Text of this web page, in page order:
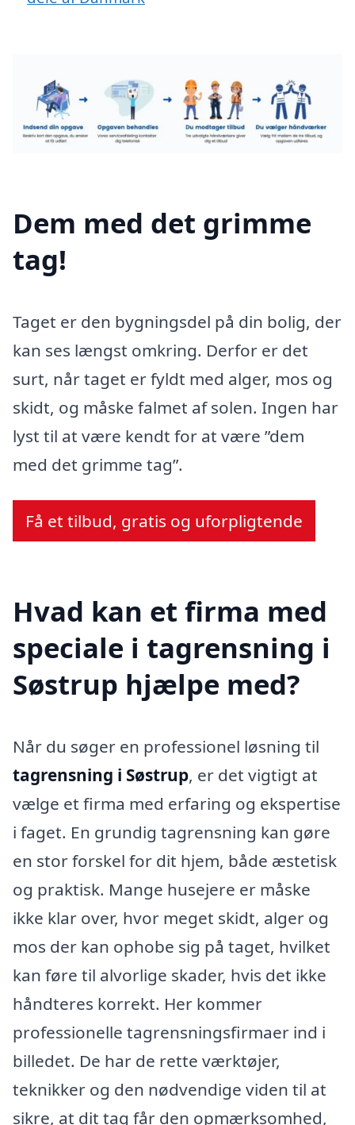
Dem med det grimme
tag!
Taget er den bygningsdel på din bolig, der
kan ses længst omkring. Derfor er det
surt, når taget er fyldt med alger, mos og
skidt, og måske falmet af solen. Ingen har
lyst til at være kendt for at være ”dem
med det grimme tag”.
Få et tilbud, gratis og uforpligtende
Hvad kan et firma med
speciale i tagrensning i
Søstrup hjælpe med?
Når du søger en professionel løsning til
tagrensning i Søstrup, er det vigtigt at
vælge et firma med erfaring og ekspertise
i faget. En grundig tagrensning kan gøre
en stor forskel for dit hjem, både æstetisk
og praktisk. Mange husejere er måske
ikke klar over, hvor meget skidt, alger og
mos der kan ophobe sig på taget, hvilket
kan føre til alvorlige skader, hvis det ikke
håndteres korrekt. Her kommer
professionelle tagrensningsfirmaer ind i
billedet. De har de rette værktøjer,
teknikker og den nødvendige viden til at
sikre, at dit tag får den opmærksomhed,